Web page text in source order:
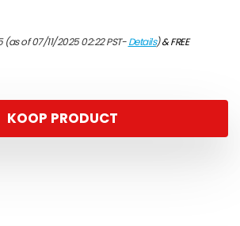
(as of 07/11/2025 02:22 PST-Details)&FREE
KOOP PRODUCT